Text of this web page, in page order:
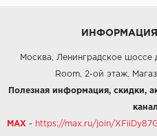
Москва, Ленинградское шоссе
Room, 2-ой этаж,
Полезная информация, скидки,
MAX - https://max.ru/join/